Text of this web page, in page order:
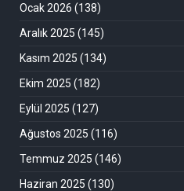
Ocak 2026 (138)
Aralık 2025 (145)
Kasım 2025 (134)
Ekim 2025 (182)
Eylül 2025 (127)
Ağustos 2025 (116)
Temmuz 2025 (146)
Haziran 2025 (130)